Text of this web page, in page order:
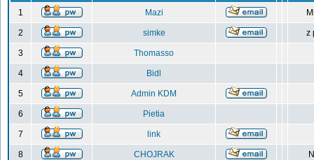
1 Mazi
2 simke z
3 Thomasso
4 Bidl
5 Admin KDM
6 Pietia
7 link
8 CHOJRAK